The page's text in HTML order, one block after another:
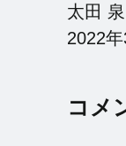
太田 泉
2022年
コメ